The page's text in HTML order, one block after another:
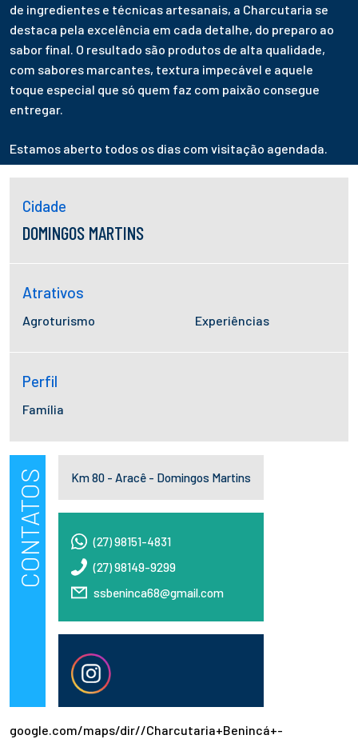
de ingredientes e técnicas artesanais, a Charcutaria se
destaca pela excelência em cada detalhe, do preparo ao
sabor final. O resultado são produtos de alta qualidade,
com sabores marcantes, textura impecável e aquele
toque especial que só quem faz com paixão consegue
entregar.
Estamos aberto todos os dias com visitação agendada.
Cidade
DOMINGOS MARTINS
Atrativos
Agroturismo Experiências
Perfil
Família
CONTATOS Km 80 - Aracê - Domingos Martins
(27) 98151-4831
(27) 98149-9299
ssbeninca68@gmail.com
google.com/maps/dir//Charcutaria+Benincá+-